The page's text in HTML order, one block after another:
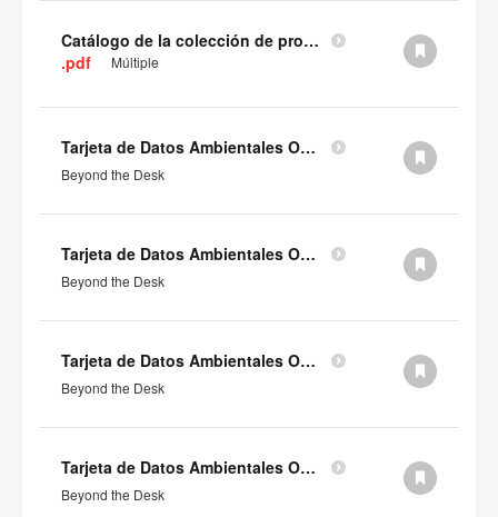
Catálogo de la colección de productos CarbonNeutral®
.pdf
Múltiple
Tarjeta de Datos Ambientales Orangebox Familia Beyond the Desk (en inglés)
Beyond the Desk
Tarjeta de Datos Ambientales Orangebox Beyond the Desk Booth inclusivo - BD86 (en inglés)
Beyond the Desk
Tarjeta de Datos Ambientales Orangebox Beyond the Desk Booth inclusivo - BD85 (en inglés)
Beyond the Desk
Tarjeta de Datos Ambientales Orangebox Beyond the Desk Booth inclusivo - BD84 (en inglés)
Beyond the Desk